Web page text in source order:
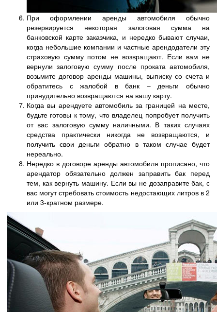
При оформлении аренды автомобиля обычно
резервируется некоторая залоговая сумма на
банковской карте заказчика, и нередко бывают случаи,
когда небольшие компании и частные арендодатели эту
страховую сумму потом не возвращают. Если вам не
вернули залоговую сумму после проката автомобиля,
возьмите договор аренды машины, выписку со счета и
обратитесь с жалобой в банк – деньги обычно
принудительно возвращаются на вашу карту.
Когда вы арендуете автомобиль за границей на месте,
будьте готовы к тому, что владелец попробует получить
от вас залоговую сумму наличными. В таких случаях
средства практически никогда не возвращаются, и
получить свои деньги обратно в таком случае будет
нереально.
Нередко в договоре аренды автомобиля прописано, что
арендатор обязательно должен заправить бак перед
тем, как вернуть машину. Если вы не дозаправите бак, с
вас могут стребовать стоимость недостающих литров в 2
или 3-кратном размере.